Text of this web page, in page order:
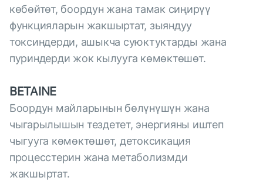
көбөйтөт, боордун жана тамак сиңирүү
функцияларын жакшыртат, зыяндуу
токсиндерди, ашыкча суюктуктарды жана
пуриндерди жок кылууга көмөктөшөт.
BETAINE
Боордун майларынын бөлүнүшүн жана
чыгарылышын тездетет, энергияны иштеп
чыгууга көмөктөшөт, детоксикация
процесстерин жана метаболизмди
жакшыртат.